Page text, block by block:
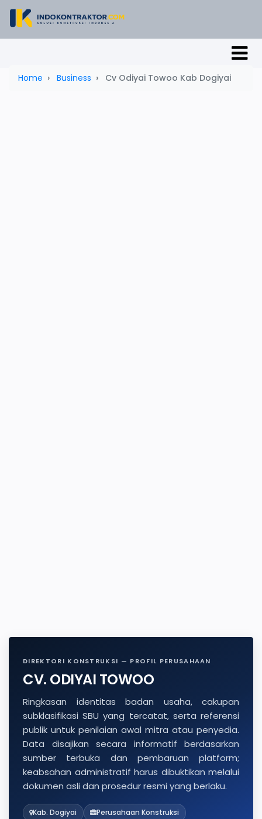
Home Business Cv Odiyai Towoo Kab Dogiyai
DIREKTORI KONSTRUKSI — PROFIL PERUSAHAAN
CV. ODIYAI TOWOO
Ringkasan identitas badan usaha, cakupan
subklasifikasi SBU yang tercatat, serta referensi
publik untuk penilaian awal mitra atau penyedia.
Data disajikan secara informatif berdasarkan
sumber terbuka dan pembaruan platform;
keabsahan administratif harus dibuktikan melalui
dokumen asli dan prosedur resmi yang berlaku.
Kab. Dogiyai Perusahaan Konstruksi